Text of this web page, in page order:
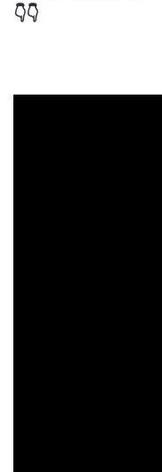
👇👇